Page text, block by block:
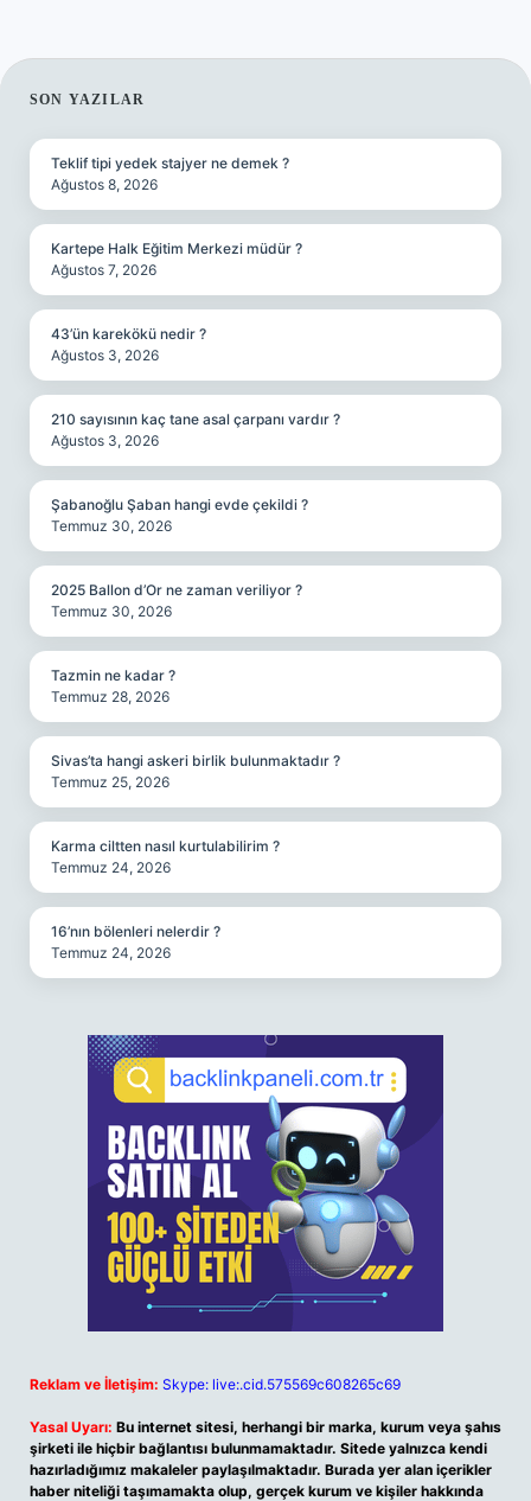
SIDEBAR
SON YAZILAR
Teklif tipi yedek stajyer ne demek ?
Ağustos 8, 2026
Kartepe Halk Eğitim Merkezi müdür ?
Ağustos 7, 2026
43’ün karekökü nedir ?
Ağustos 3, 2026
210 sayısının kaç tane asal çarpanı vardır ?
Ağustos 3, 2026
Şabanoğlu Şaban hangi evde çekildi ?
Temmuz 30, 2026
2025 Ballon d’Or ne zaman veriliyor ?
Temmuz 30, 2026
Tazmin ne kadar ?
Temmuz 28, 2026
Sivas’ta hangi askeri birlik bulunmaktadır ?
Temmuz 25, 2026
Karma ciltten nasıl kurtulabilirim ?
Temmuz 24, 2026
16’nın bölenleri nelerdir ?
Temmuz 24, 2026
Reklam ve İletişim: Skype: live:.cid.575569c608265c69
Yasal Uyarı: Bu internet sitesi, herhangi bir marka, kurum veya şahıs
şirketi ile hiçbir bağlantısı bulunmamaktadır. Sitede yalnızca kendi
hazırladığımız makaleler paylaşılmaktadır. Burada yer alan içerikler
haber niteliği taşımamakta olup, gerçek kurum ve kişiler hakkında